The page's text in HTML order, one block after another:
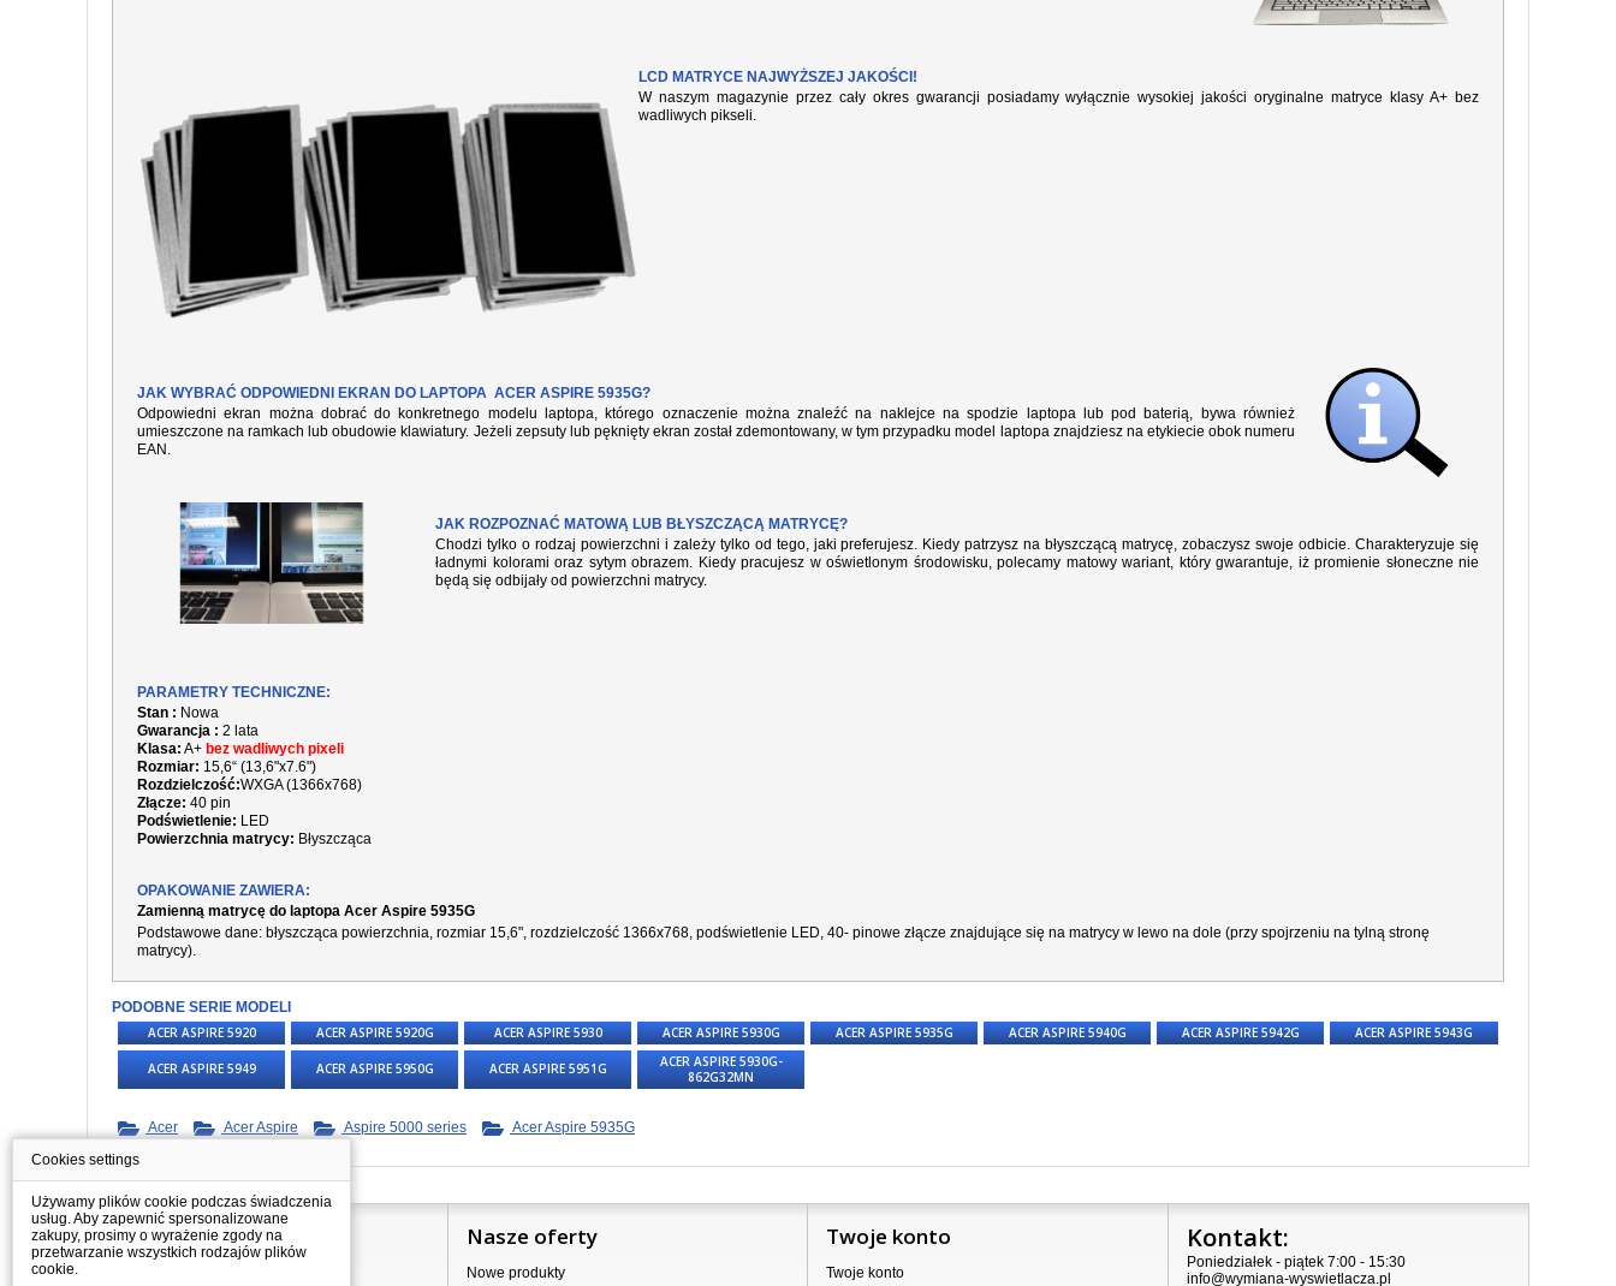
LCD MATRYCE NAJWYŻSZEJ JAKOŚCI!
W naszym magazynie przez cały okres gwarancji posiadamy wyłącznie wysokiej jakości oryginalne matryce klasy A+ bez
wadliwych pikseli.
JAK WYBRAĆ ODPOWIEDNI EKRAN DO LAPTOPA ACER ASPIRE 5935G?
Odpowiedni ekran można dobrać do konkretnego modelu laptopa, którego oznaczenie można znaleźć na naklejce na spodzie laptopa lub pod baterią, bywa również
umieszczone na ramkach lub obudowie klawiatury. Jeżeli zepsuty lub pęknięty ekran został zdemontowany, w tym przypadku model laptopa znajdziesz na etykiecie obok numeru
EAN.
JAK ROZPOZNAĆ MATOWĄ LUB BŁYSZCZĄCĄ MATRYCĘ?
Chodzi tylko o rodzaj powierzchni i zależy tylko od tego, jaki preferujesz. Kiedy patrzysz na błyszczącą matrycę, zobaczysz swoje odbicie. Charakteryzuje się
ładnymi kolorami oraz sytym obrazem. Kiedy pracujesz w oświetlonym środowisku, polecamy matowy wariant, który gwarantuje, iż promienie słoneczne nie
będą się odbijały od powierzchni matrycy.
PARAMETRY TECHNICZNE:
Stan : Nowa
Gwarancja : 2 lata
Klasa: A+ bez wadliwych pixeli
Rozmiar: 15,6“ (13,6"x7.6")
Rozdzielczość:WXGA (1366x768)
Złącze: 40 pin
Podświetlenie: LED
Powierzchnia matrycy: Błyszcząca
OPAKOWANIE ZAWIERA:
Zamienną matrycę do laptopa Acer Aspire 5935G
Podstawowe dane: błyszcząca powierzchnia, rozmiar 15,6", rozdzielczość 1366x768, podświetlenie LED, 40- pinowe złącze znajdujące się na matrycy w lewo na dole (przy spojrzeniu na tylną stronę
matrycy).
PODOBNE SERIE MODELI
ACER ASPIRE 5920
ACER ASPIRE 5920G ACER ASPIRE 5930 ACER ASPIRE 5930G ACER ASPIRE 5935G ACER ASPIRE 5940G ACER ASPIRE 5942G ACER ASPIRE 5943G
ACER ASPIRE 5949 ACER ASPIRE 5950G ACER ASPIRE 5951G
ACER ASPIRE 5930G-
862G32MN
Acer Acer Aspire Aspire 5000 series Acer Aspire 5935G
Informacje Nasze oferty
Nowe produkty
Twoje konto
Twoje konto
Kontakt:
Poniedziałek - piątek 7:00 - 15:30
info@wymiana-wyswietlacza.pl
Cookies settings
Używamy plików cookie podczas świadczenia
usług. Aby zapewnić spersonalizowane
zakupy, prosimy o wyrażenie zgody na
przetwarzanie wszystkich rodzajów plików
cookie.